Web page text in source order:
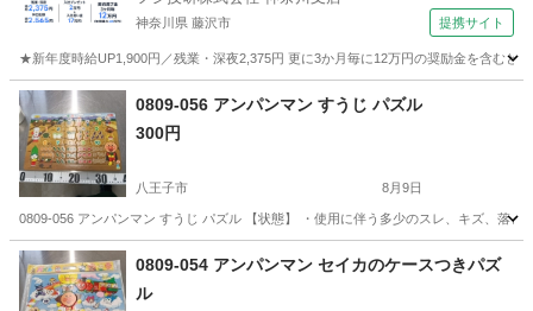
神奈川県 藤沢市 提携サイト
★新年度時給UP1,900円／残業・深夜2,375円 更に3か月毎に12万円の奨励金を含む
神奈川 藤沢市 0809-056 アンパンマン すうじ パズル
300円
八王子市 8月9日
0809-056 アンパンマン すうじ パズル 【状態】 ・使用に伴う多少のスレ、キズ、落
東京 八王子市 現地
0809-054 アンパンマン セイカのケースつきパズ
ル